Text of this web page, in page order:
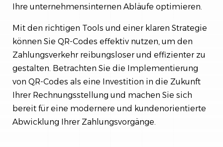
Ihre unternehmensinternen Abläufe optimieren.
Mit den richtigen Tools und einer klaren Strategie
können Sie QR-Codes effektiv nutzen, um den
Zahlungsverkehr reibungsloser und effizienter zu
gestalten. Betrachten Sie die Implementierung
von QR-Codes als eine Investition in die Zukunft
Ihrer Rechnungsstellung und machen Sie sich
bereit für eine modernere und kundenorientierte
Abwicklung Ihrer Zahlungsvorgänge.